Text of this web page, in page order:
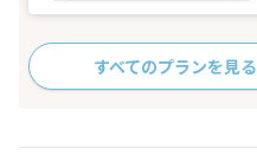
すべてのプランを見る